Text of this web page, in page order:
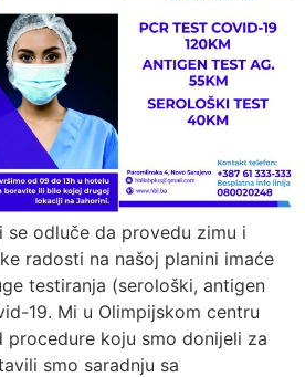
se odluče da provedu zimu i
radosti na našoj planini imaće
testiranja (serološki, antigen
19. Mi u Olimpijskom centru
procedure koju smo donijeli za
smo saradnju sa